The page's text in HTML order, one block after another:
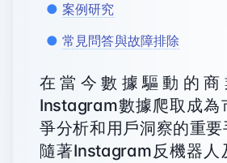
案例研究
常見問答與故障排除
在當今數據驅動的商
Instagram數據爬取成為
爭分析和用戶洞察的重要
隨著Instagram反機器人